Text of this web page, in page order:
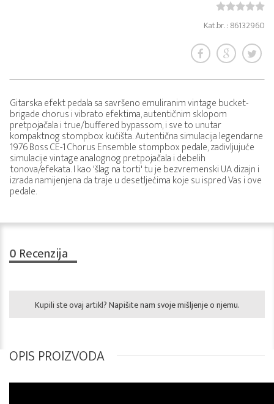
Kat.br. : 86132960
Gitarska efekt pedala sa savršeno emuliranim vintage bucket-
brigade chorus i vibrato efektima, autentičnim sklopom
pretpojačala i true/buffered bypassom, i sve to unutar
kompaktnog stompbox kućišta. Autentična simulacija legendarne
1976 Boss CE-1 Chorus Ensemble stompbox pedale, zadivljujuće
simulacije vintage analognog pretpojačala i debelih
tonova/efekata. I kao 'šlag na torti' tu je bezvremenski UA dizajn i
izrada namijenjena da traje u desetljećima koje su ispred Vas i ove
pedale.
0 Recenzija
Kupili ste ovaj artikl? Napišite nam svoje mišljenje o njemu.
OPIS PROIZVODA